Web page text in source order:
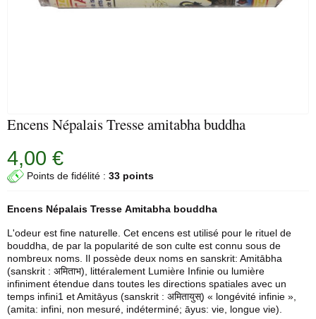
Encens Népalais Tresse amitabha buddha
4,00 €
Points de fidélité : 33 points
Encens Népalais Tresse Amitabha bouddha
L'odeur est fine naturelle. Cet encens est utilisé pour le rituel de
bouddha, de par la popularité de son culte est connu sous de
nombreux noms. Il possède deux noms en sanskrit: Amitābha
(sanskrit : अमिताभ), littéralement Lumière Infinie ou lumière
infiniment étendue dans toutes les directions spatiales avec un
temps infini1 et Amitāyus (sanskrit : अमितायुस्) « longévité infinie »,
(amita: infini, non mesuré, indéterminé; āyus: vie, longue vie).